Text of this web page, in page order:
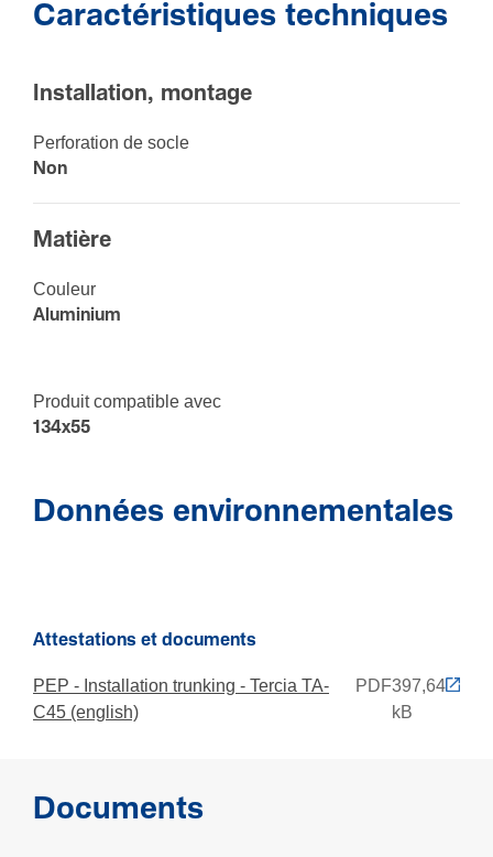
Caractéristiques techniques
Installation, montage
Perfo­ra­tion de socle
Non
Matière
Couleur
Aluminium
Produit compatible avec
134x55
Données environnementales
Attestations et documents
PEP - Installation trunking - Tercia TA-
C45 (english)
PDF397,64
kB
Documents